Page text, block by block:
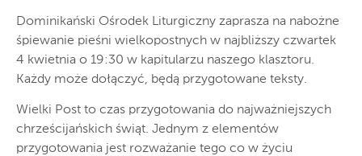
Dominikański Ośrodek Liturgiczny zaprasza na nabożne
śpiewanie pieśni wielkopostnych w najbliższy czwartek
4 kwietnia o 19:30 w kapitularzu naszego klasztoru.
Każdy może dołączyć, będą przygotowane teksty.
Wielki Post to czas przygotowania do najważniejszych
chrześcijańskich świąt. Jednym z elementów
przygotowania jest rozważanie tego co w życiu